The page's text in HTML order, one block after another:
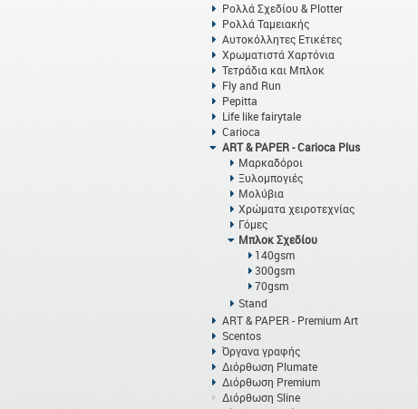
Ρολλά Σχεδίου & Plotter
Ρολλά Ταμειακής
Αυτοκόλλητες Ετικέτες
Χρωματιστά Χαρτόνια
Τετράδια και Μπλοκ
Fly and Run
Pepitta
Life like fairytale
Carioca
ART & PAPER - Carioca Plus
Μαρκαδόροι
Ξυλομπογιές
Μολύβια
Χρώματα χειροτεχνίας
Γόμες
Μπλοκ Σχεδίου
140gsm
300gsm
70gsm
Stand
ART & PAPER - Premium Art
Scentos
Όργανα γραφής
Διόρθωση Plumate
Διόρθωση Premium
Διόρθωση Sline